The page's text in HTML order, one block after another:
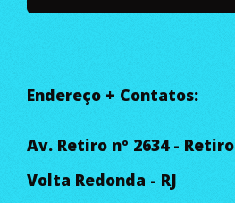
Endereço + Contatos:
Av. Retiro nº 2634 - Retiro
Volta Redonda - RJ